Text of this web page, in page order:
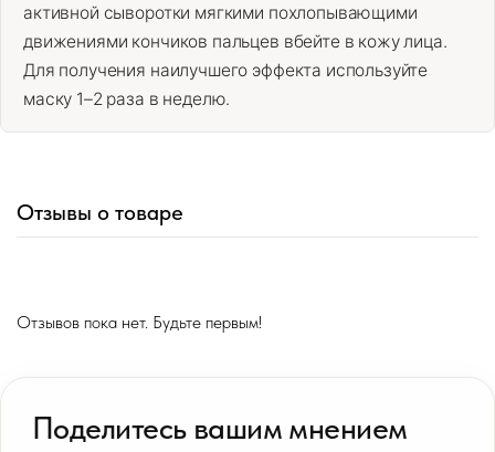
активной сыворотки мягкими похлопывающими
движениями кончиков пальцев вбейте в кожу лица.
Для получения наилучшего эффекта используйте
маску 1–2 раза в неделю.
Отзывы о товаре
Отзывов пока нет. Будьте первым!
Поделитесь вашим мнением